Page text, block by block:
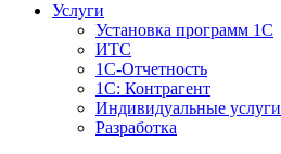
Услуги
Установка программ 1С
ИТС
1С-Отчетность
1С: Контрагент
Индивидуальные услуги
Разработка